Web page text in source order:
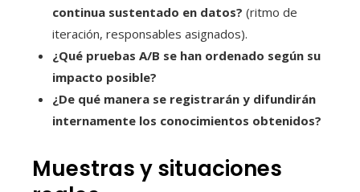
continua sustentado en datos? (ritmo de
iteración, responsables asignados).
¿Qué pruebas A/B se han ordenado según su
impacto posible?
¿De qué manera se registrarán y difundirán
internamente los conocimientos obtenidos?
Muestras y situaciones